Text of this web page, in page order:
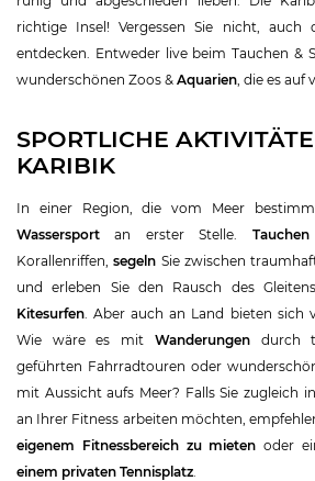
richtige Insel! Vergessen Sie nicht, auch
entdecken. Entweder live beim Tauchen &
wunderschönen Zoos & Aquarien , die es auf
SPORTLICHE
KARIBIK
In einer Region, die vom Meer
Wassersport an erster Stelle.
Korallenriffen,segeln Sie zwischen
und erleben Sie den Rausch des
Kitesurfen . Aber auch an Land bieten sich
Wie wäre es mit Wanderungen durch
geführten Fahrradtouren oder
mit Aussicht aufs Meer? Falls Sie zugleich
an Ihrer Fitness arbeiten möchten,
eigenem Fitnessbereich zu mieten oder
einem privaten Tennisplatz